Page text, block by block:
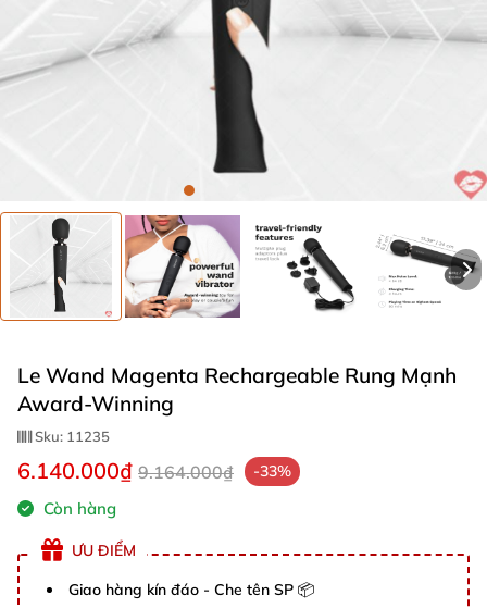
Le Wand Magenta Rechargeable Rung Mạnh
Award-Winning
Sku: 11235
6.140.000₫ 9.164.000₫ -33%
Còn hàng
ƯU ĐIỂM
Giao hàng kín đáo - Che tên SP 📦